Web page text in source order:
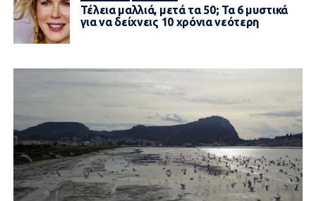
Τέλεια μαλλιά, μετά τα 50; Τα 6 μυστικά
για να δείχνεις 10 χρόνια νεότερη